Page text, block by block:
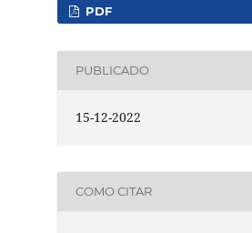
PDF
PUBLICADO
15-12-2022
COMO CITAR